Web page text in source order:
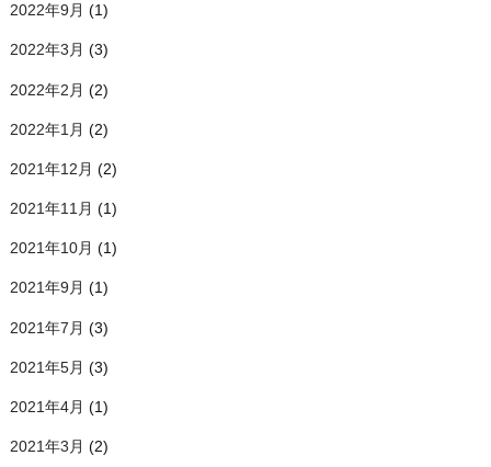
2022年9月 (1)
2022年3月 (3)
2022年2月 (2)
2022年1月 (2)
2021年12月 (2)
2021年11月 (1)
2021年10月 (1)
2021年9月 (1)
2021年7月 (3)
2021年5月 (3)
2021年4月 (1)
2021年3月 (2)